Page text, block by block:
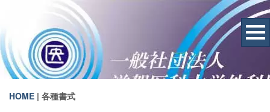
HOME | 各種書式